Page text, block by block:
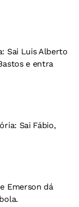
Sai Luis Alberto
e entra
Sai Fábio,
Emerson dá